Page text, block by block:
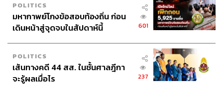
POLITICS
มหากาพย์โกงข้อสอบท้องถิ่น ก่อน
เดินหน้าสู่จุดจบในสัปดาห์นี้
601
POLITICS
เส้นทางคดี 44 สส. ในชั้นศาลฎีกา
จะรู้ผลเมื่อไร
237